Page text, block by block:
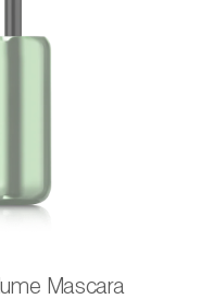
Mascara